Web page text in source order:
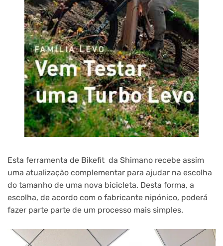
Esta ferramenta de Bikefit da Shimano recebe assim
uma atualização complementar para ajudar na escolha
do tamanho de uma nova bicicleta. Desta forma, a
escolha, de acordo com o fabricante nipónico, poderá
fazer parte parte de um processo mais simples.